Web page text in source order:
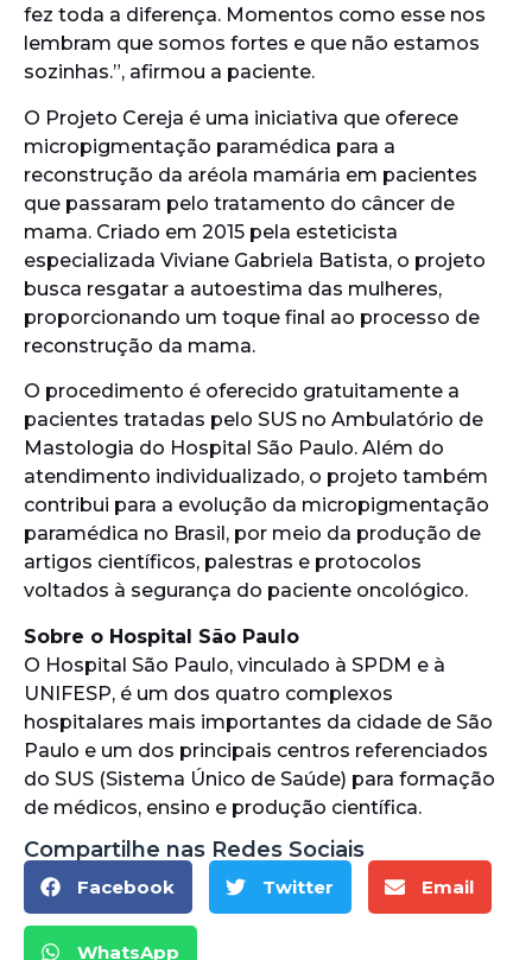
fez toda a diferença. Momentos como esse nos
lembram que somos fortes e que não estamos
sozinhas.”, afirmou a paciente.
O Projeto Cereja é uma iniciativa que oferece
micropigmentação paramédica para a
reconstrução da aréola mamária em pacientes
que passaram pelo tratamento do câncer de
mama. Criado em 2015 pela esteticista
especializada Viviane Gabriela Batista, o projeto
busca resgatar a autoestima das mulheres,
proporcionando um toque final ao processo de
reconstrução da mama.
O procedimento é oferecido gratuitamente a
pacientes tratadas pelo SUS no Ambulatório de
Mastologia do Hospital São Paulo. Além do
atendimento individualizado, o projeto também
contribui para a evolução da micropigmentação
paramédica no Brasil, por meio da produção de
artigos científicos, palestras e protocolos
voltados à segurança do paciente oncológico.
Sobre o Hospital São Paulo
O Hospital São Paulo, vinculado à SPDM e à
UNIFESP, é um dos quatro complexos
hospitalares mais importantes da cidade de São
Paulo e um dos principais centros referenciados
do SUS (Sistema Único de Saúde) para formação
de médicos, ensino e produção científica.
Compartilhe nas Redes Sociais
Facebook Twitter Email
WhatsApp